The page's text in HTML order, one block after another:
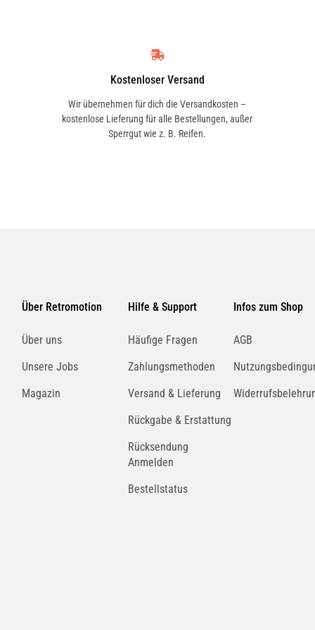
GV730
BorgWarner (BERU)
Kostenloser Versand
Wir übernehmen für dich die Versandkosten –
kostenlose Lieferung für alle Bestellungen, außer
Sperrgut wie z. B. Reifen.
Über Retromotion
Über uns
Unsere Jobs
Magazin
Hilfe & Support
Häufige Fragen
Zahlungsmethoden
Versand & Lieferung
Rückgabe & Erstattung
Rücksendung
Anmelden
Bestellstatus
Infos zum Shop
AGB